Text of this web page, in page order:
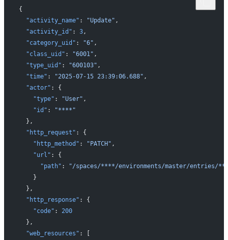
{
  "activity_name"
: "Update" ,
  "activity_id"
: 3,
  "category_uid"
: "6" ,
  "class_uid"
: "6001" ,
  "type_uid"
: "600103" ,
  "time"
: "2025-07-15 23:39:06.688" ,
  "actor"
: {
    "type"
: "User" ,
    "id"
:
"****"
  },
  "http_request"
: {
    "http_method"
: "PATCH" ,
    "url"
: {
      "path"
:
"/spaces/****/environments/master/entries/
    }
  },
  "http_response"
: {
    "code"
: 200
  },
  "web_resources"
: [